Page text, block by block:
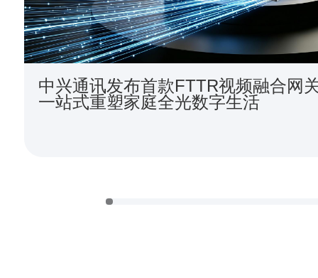
中兴通讯发布首款FTTR视频融合网
一站式重塑家庭全光数字生活